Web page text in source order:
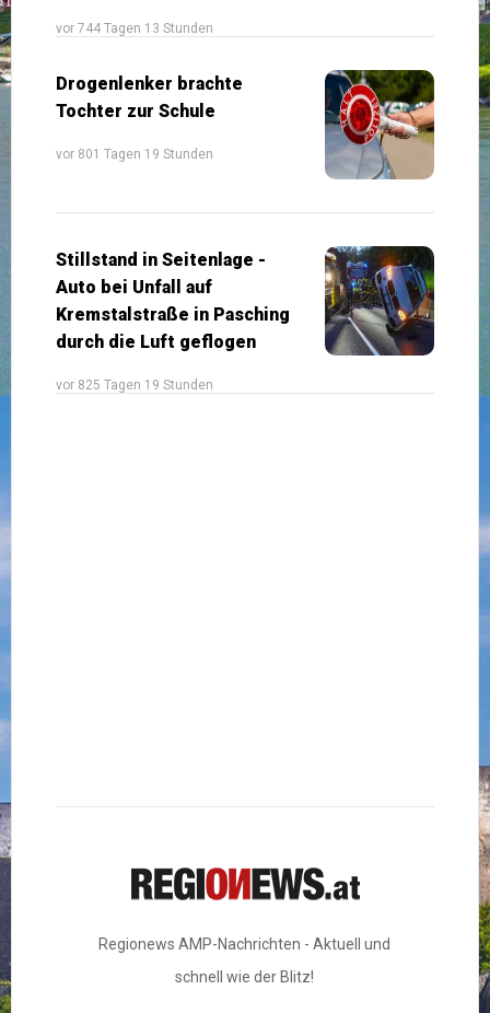
vor 744 Tagen 13 Stunden
Drogenlenker brachte
Tochter zur Schule
vor 801 Tagen 19 Stunden
Stillstand in Seitenlage -
Auto bei Unfall auf
Kremstalstraße in Pasching
durch die Luft geflogen
vor 825 Tagen 19 Stunden
Regionews AMP-Nachrichten - Aktuell und
schnell wie der Blitz!